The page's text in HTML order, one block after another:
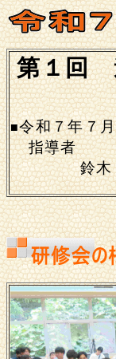
第１回
特別
■令和７年７
指導者
鈴木 三津